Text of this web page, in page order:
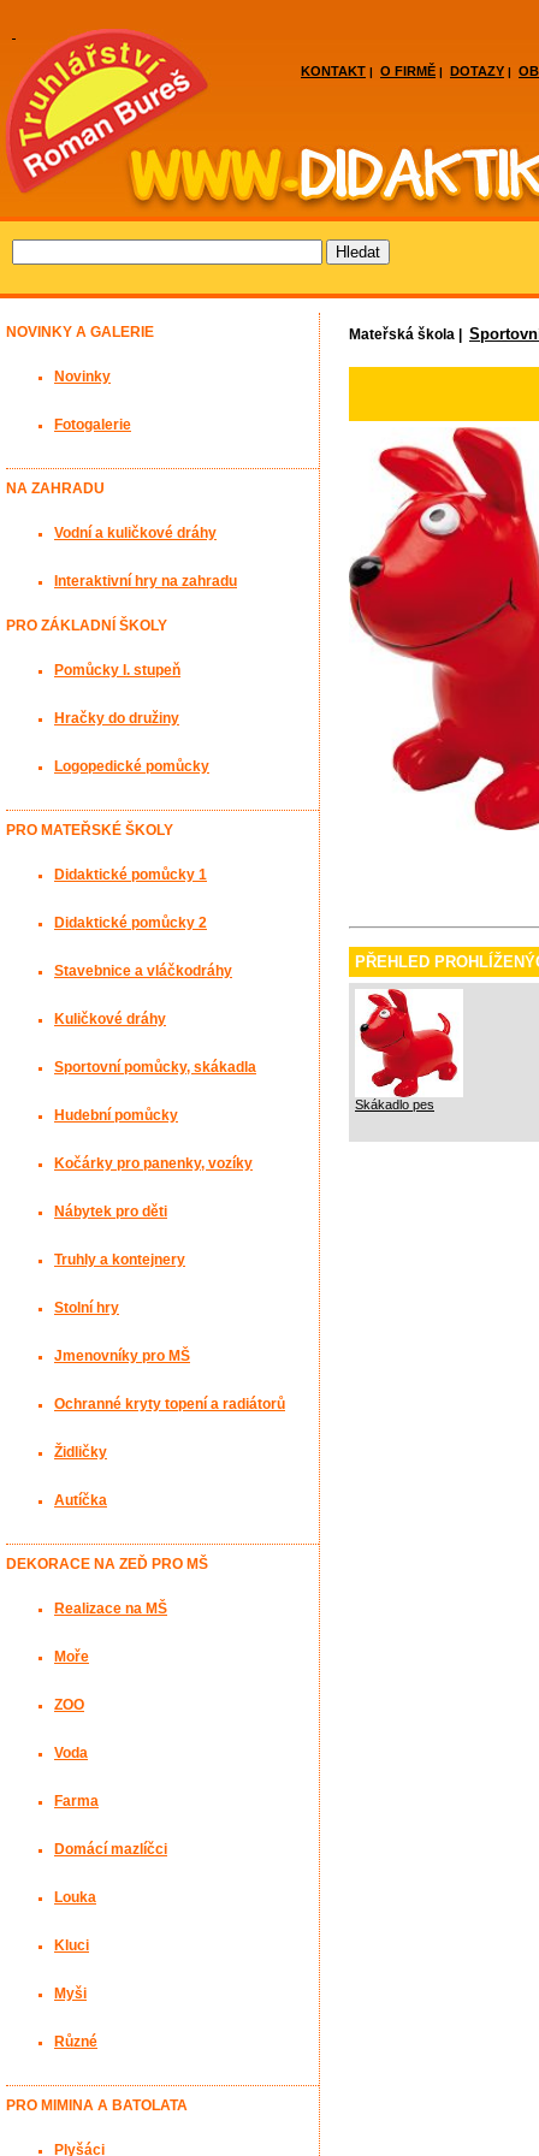
KONTAKT | O FIRMĚ | DOTAZY |
Mateřská škola |
PŘEHLED
Skákadlo pes
NOVINKY A GALERIE
Novinky
Fotogalerie
NA ZAHRADU
Vodní a kuličkové dráhy
Interaktivní hry na zahradu
PRO ZÁKLADNÍ ŠKOLY
Pomůcky I. stupeň
Hračky do družiny
Logopedické pomůcky
PRO MATEŘSKÉ ŠKOLY
Didaktické pomůcky 1
Didaktické pomůcky 2
Stavebnice a vláčkodráhy
Kuličkové dráhy
Sportovní pomůcky, skákadla
Hudební pomůcky
Kočárky pro panenky, vozíky
Nábytek pro děti
Truhly a kontejnery
Stolní hry
Jmenovníky pro MŠ
Ochranné kryty topení a radiátorů
Židličky
Autíčka
DEKORACE NA ZEĎ PRO MŠ
Realizace na MŠ
Moře
ZOO
Voda
Farma
Domácí mazlíčci
Louka
Kluci
Myši
Různé
PRO MIMINA A BATOLATA
Plyšáci